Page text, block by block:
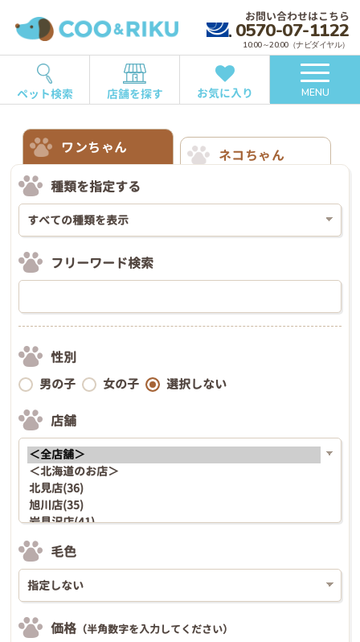
お問い合わせはこちら
0570-07-1122
10:00～20:00（ナビダイヤル）
ペット検索 店舗を探す お気に入り MENU
ワンちゃん
ネコちゃん
種類を指定する
フリーワード検索
性別
男の子 女の子 選択しない
店舗
毛色
価格 （半角数字を入力してください）